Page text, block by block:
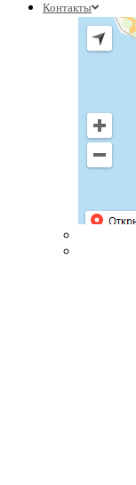
Контакты